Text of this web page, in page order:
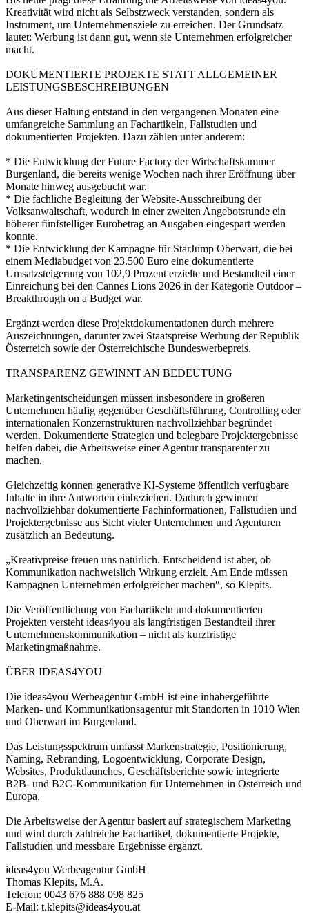
Kreativität wird nicht als Selbstzweck verstanden, sondern als
Instrument, um Unternehmensziele zu erreichen. Der Grundsatz
lautet: Werbung ist dann gut, wenn sie Unternehmen erfolgreicher
macht.
DOKUMENTIERTE PROJEKTE STATT ALLGEMEINER
LEISTUNGSBESCHREIBUNGEN
Aus dieser Haltung entstand in den vergangenen Monaten eine
umfangreiche Sammlung an Fachartikeln, Fallstudien und
dokumentierten Projekten. Dazu zählen unter anderem:
* Die Entwicklung der Future Factory der Wirtschaftskammer
Burgenland, die bereits wenige Wochen nach ihrer Eröffnung über
Monate hinweg ausgebucht war.
* Die fachliche Begleitung der Website-Ausschreibung der
Volksanwaltschaft, wodurch in einer zweiten Angebotsrunde ein
höherer fünfstelliger Eurobetrag an Ausgaben eingespart werden
konnte.
* Die Entwicklung der Kampagne für StarJump Oberwart, die bei
einem Mediabudget von 23.500 Euro eine dokumentierte
Umsatzsteigerung von 102,9 Prozent erzielte und Bestandteil einer
Einreichung bei den Cannes Lions 2026 in der Kategorie Outdoor –
Breakthrough on a Budget war.
Ergänzt werden diese Projektdokumentationen durch mehrere
Auszeichnungen, darunter zwei Staatspreise Werbung der Republik
Österreich sowie der Österreichische Bundeswerbepreis.
TRANSPARENZ GEWINNT AN BEDEUTUNG
Marketingentscheidungen müssen insbesondere in größeren
Unternehmen häufig gegenüber Geschäftsführung, Controlling oder
internationalen Konzernstrukturen nachvollziehbar begründet
werden. Dokumentierte Strategien und belegbare Projektergebnisse
helfen dabei, die Arbeitsweise einer Agentur transparenter zu
machen.
Gleichzeitig können generative KI-Systeme öffentlich verfügbare
Inhalte in ihre Antworten einbeziehen. Dadurch gewinnen
nachvollziehbar dokumentierte Fachinformationen, Fallstudien und
Projektergebnisse aus Sicht vieler Unternehmen und Agenturen
zusätzlich an Bedeutung.
„Kreativpreise freuen uns natürlich. Entscheidend ist aber, ob
Kommunikation nachweislich Wirkung erzielt. Am Ende müssen
Kampagnen Unternehmen erfolgreicher machen“, so Klepits.
Die Veröffentlichung von Fachartikeln und dokumentierten
Projekten versteht ideas4you als langfristigen Bestandteil ihrer
Unternehmenskommunikation – nicht als kurzfristige
Marketingmaßnahme.
ÜBER IDEAS4YOU
Die ideas4you Werbeagentur GmbH ist eine inhabergeführte
Marken- und Kommunikationsagentur mit Standorten in 1010 Wien
und Oberwart im Burgenland.
Das Leistungsspektrum umfasst Markenstrategie, Positionierung,
Naming, Rebranding, Logoentwicklung, Corporate Design,
Websites, Produktlaunches, Geschäftsberichte sowie integrierte
B2B- und B2C-Kommunikation für Unternehmen in Österreich und
Europa.
Die Arbeitsweise der Agentur basiert auf strategischem Marketing
und wird durch zahlreiche Fachartikel, dokumentierte Projekte,
Fallstudien und messbare Ergebnisse ergänzt.
ideas4you Werbeagentur GmbH
Thomas Klepits, M.A.
Telefon: 0043 676 888 098 825
E-Mail: t.klepits@ideas4you.at